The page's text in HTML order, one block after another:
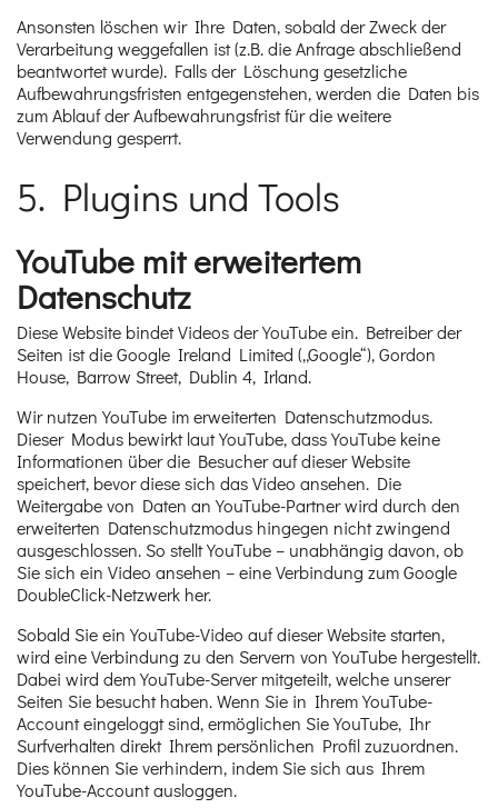
Ansonsten löschen wir Ihre Daten, sobald der Zweck der
Verarbeitung weggefallen ist (z.B. die Anfrage abschließend
beantwortet wurde). Falls der Löschung gesetzliche
Aufbewahrungsfristen entgegenstehen, werden die Daten bis
zum Ablauf der Aufbewahrungsfrist für die weitere
Verwendung gesperrt.
5. Plugins und Tools
YouTube mit erweitertem
Datenschutz
Diese Website bindet Videos der YouTube ein. Betreiber der
Seiten ist die Google Ireland Limited („Google“), Gordon
House, Barrow Street, Dublin 4, Irland.
Wir nutzen YouTube im erweiterten Datenschutzmodus.
Dieser Modus bewirkt laut YouTube, dass YouTube keine
Informationen über die Besucher auf dieser Website
speichert, bevor diese sich das Video ansehen. Die
Weitergabe von Daten an YouTube-Partner wird durch den
erweiterten Datenschutzmodus hingegen nicht zwingend
ausgeschlossen. So stellt YouTube – unabhängig davon, ob
Sie sich ein Video ansehen – eine Verbindung zum Google
DoubleClick-Netzwerk her.
Sobald Sie ein YouTube-Video auf dieser Website starten,
wird eine Verbindung zu den Servern von YouTube hergestellt.
Dabei wird dem YouTube-Server mitgeteilt, welche unserer
Seiten Sie besucht haben. Wenn Sie in Ihrem YouTube-
Account eingeloggt sind, ermöglichen Sie YouTube, Ihr
Surfverhalten direkt Ihrem persönlichen Profil zuzuordnen.
Dies können Sie verhindern, indem Sie sich aus Ihrem
YouTube-Account ausloggen.